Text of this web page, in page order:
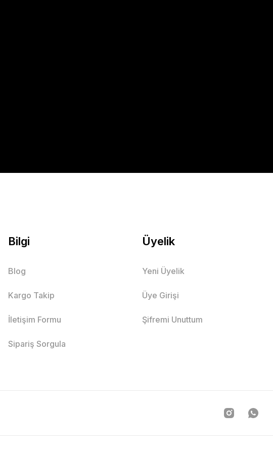
Bilgi
Blog
Kargo Takip
İletişim Formu
Sipariş Sorgula
Üyelik
Yeni Üyelik
Üye Girişi
Şifremi Unuttum